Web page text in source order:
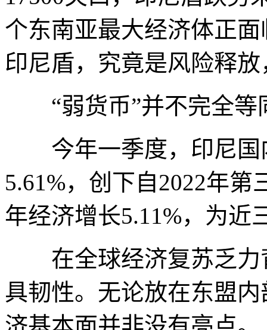
个东南亚最大经济体正
印尼盾，究竟是风险释
“弱货币”并不完全等
今年一季度，印尼国
5.61%，创下自2022年
年经济增长5.11%，为近
在全球经济复苏乏力
具韧性。无论放在东盟